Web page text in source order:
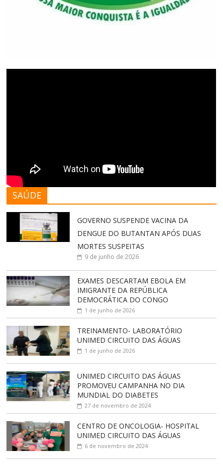
SAÚDE
GOVERNO SUSPENDE VACINA DA
DENGUE DO BUTANTAN APÓS DUAS
MORTES SUSPEITAS
9 de junho de 2026
EXAMES DESCARTAM EBOLA EM
IMIGRANTE DA REPÚBLICA
DEMOCRÁTICA DO CONGO
1 de junho de 2026
TREINAMENTO- LABORATÓRIO
UNIMED CIRCUITO DAS ÁGUAS
1 de junho de 2026
UNIMED CIRCUITO DAS ÁGUAS
PROMOVEU CAMPANHA NO DIA
MUNDIAL DO DIABETES
27 de novembro de 2024
CENTRO DE ONCOLOGIA- HOSPITAL
UNIMED CIRCUITO DAS ÁGUAS
6 de novembro de 2024